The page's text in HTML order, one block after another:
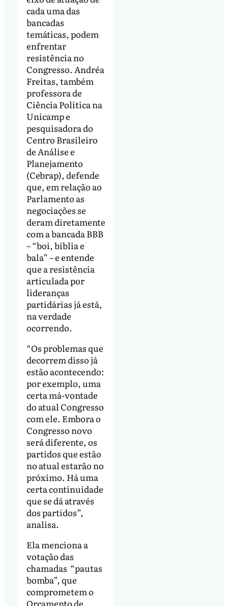
cada uma das
bancadas
temáticas, podem
enfrentar
resistência no
Congresso. Andréa
Freitas, também
professora de
Ciência Política na
Unicamp e
pesquisadora do
Centro Brasileiro
de Análise e
Planejamento
(Cebrap), defende
que, em relação ao
Parlamento as
negociações se
deram diretamente
com a bancada BBB
– “boi, bíblia e
bala” – e entende
que a resistência
articulada por
lideranças
partidárias já está,
na verdade
ocorrendo.
“Os problemas que
decorrem disso já
estão acontecendo:
por exemplo, uma
certa má-vontade
do atual Congresso
com ele. Embora o
Congresso novo
será diferente, os
partidos que estão
no atual estarão no
próximo. Há uma
certa continuidade
que se dá através
dos partidos”,
analisa.
Ela menciona a
votação das
chamadas “pautas
bomba”, que
comprometem o
Orçamento de